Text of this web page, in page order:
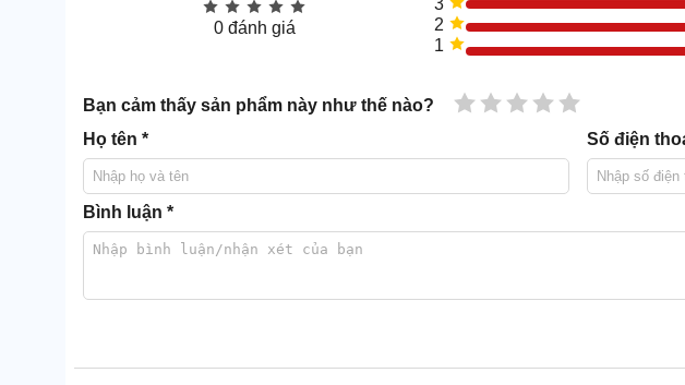
0 đánh giá
3
2
1
Bạn cảm thấy sản phẩm này như thế nào? 5 sao
4 sao
3 sao
2 sao
1 sao
Họ tên * Số điện
Bình luận *